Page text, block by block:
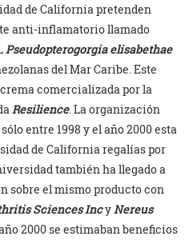
de California pretenden
anti-inflamatorio llamado
Pseudopterogorgia elisabethae
del Mar Caribe. Este
comercializada por la
Resilience. La organización
entre 1998 y el año 2000 esta
de California regalías por
también ha llegado a
sobre el mismo producto con
Sciences IncyNereus
2000 se estimaban beneficios